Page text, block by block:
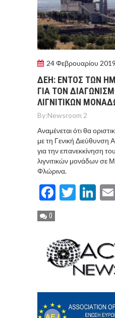
24 Φεβρουαρίου 2019
ΔΕΗ: ΕΝΤΟΣ ΤΩΝ
ΓΙΑ ΤΟΝ
ΛΙΓΝΙΤΙΚΩΝ
By:Newsroom 2
Αναμένεται ότι θα
με τη Γενική Διεύθυνση
για την επανεκκίνηση
λιγνιτικών μονάδων σε
Φλώρινα.
0